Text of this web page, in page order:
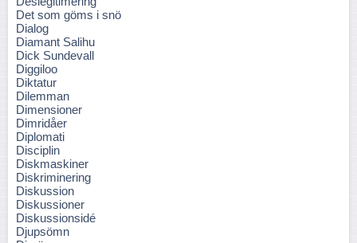
Det som göms i snö
Dialog
Diamant Salihu
Dick Sundevall
Diggiloo
Diktatur
Dilemman
Dimensioner
Dimridåer
Diplomati
Disciplin
Diskmaskiner
Diskriminering
Diskussion
Diskussioner
Diskussionsidé
Djupsömn